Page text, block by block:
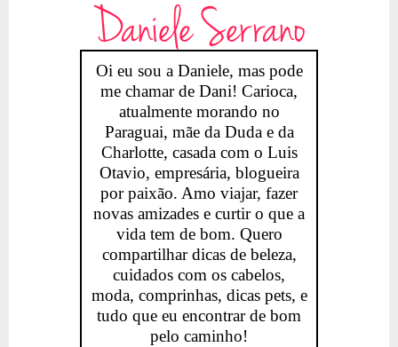
Daniele Serrano
Oi eu sou a Daniele, mas pode
me chamar de Dani! Carioca,
atualmente morando no
Paraguai, mãe da Duda e da
Charlotte, casada com o Luis
Otavio, empresária, blogueira
por paixão. Amo viajar, fazer
novas amizades e curtir o que a
vida tem de bom. Quero
compartilhar dicas de beleza,
cuidados com os cabelos,
moda, comprinhas, dicas pets, e
tudo que eu encontrar de bom
pelo caminho!